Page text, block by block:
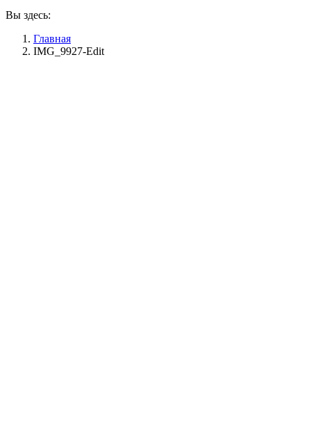
Вы здесь:
Главная
IMG_9927-Edit